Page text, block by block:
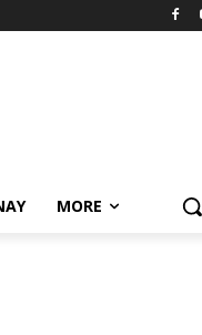
MORE